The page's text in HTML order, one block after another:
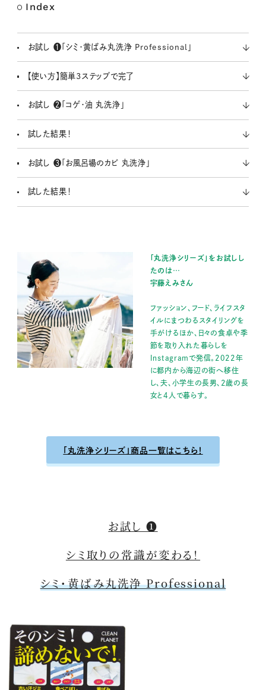
Index
お試し ❶「シミ・黄ばみ丸洗浄 Professional」
【使い方】簡単3ステップで完了
お試し ❷「コゲ・油 丸洗浄」
試した結果！
お試し ❸「お風呂場のカビ 丸洗浄」
試した結果！
「丸洗浄シリーズ」をお試しし
たのは…
宇藤えみさん
ファッション、フード、ライフスタ
イルにまつわるスタイリングを
手がけるほか、日々の食卓や季
節を取り入れた暮らしを
Instagramで発信。2022年
に都内から海辺の街へ移住
し、夫、小学生の長男、2歳の長
女と4人で暮らす。
「丸洗浄シリーズ」商品一覧はこちら！
お試し ❶
シミ取りの常識が変わる！
シミ・黄ばみ丸洗浄 Professional